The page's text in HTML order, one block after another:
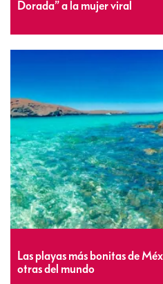
Dorada” a la mujer viral
Las playas más bonitas de
otras del mundo